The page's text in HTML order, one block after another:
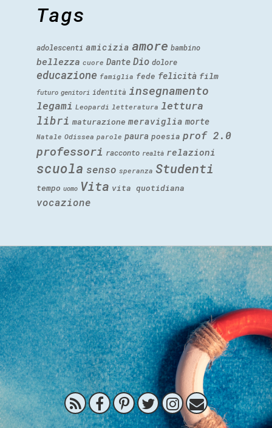
Tags
adolescenti amicizia amore bambino
bellezza cuore Dante Dio dolore
educazione famiglia fede felicità film
futuro genitori identità insegnamento
legami Leopardi letteratura lettura
libri maturazione meraviglia morte
Natale Odissea parole paura poesia prof 2.0
professori racconto realtà relazioni
scuola senso speranza Studenti
tempo uomo Vita vita quotidiana
vocazione